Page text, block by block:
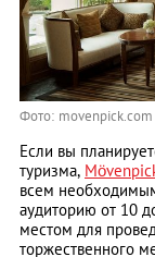
Фото: movenpick.com
Если вы
туризма,
всем
аудиторию от 10
местом для
торжественного